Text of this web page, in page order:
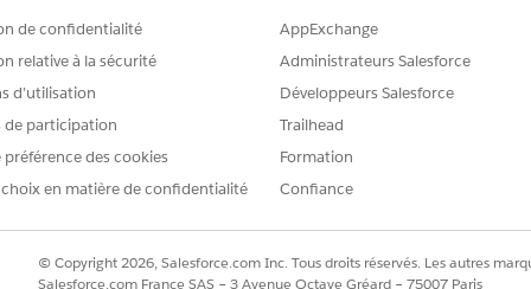
modèle capture les détails suivants de l'employé : Nom
Date du paiement, Justification commerciale,
de la réception, Montant.
intégration préconfigurée pour l'admission ou
de confidentialité
relative à la sécurité
d’utilisation
de participation
des cookies
choix en matière de confidentialité
AppExchange
Administrateurs Salesforce
Développeurs Salesforce
Trailhead
Formation
Confiance
© Copyright 2026, Salesforce.com Inc. Tous droits réservés. Les autres
Salesforce.com France SAS – 3 Avenue Octave Gréard – 75007 Paris